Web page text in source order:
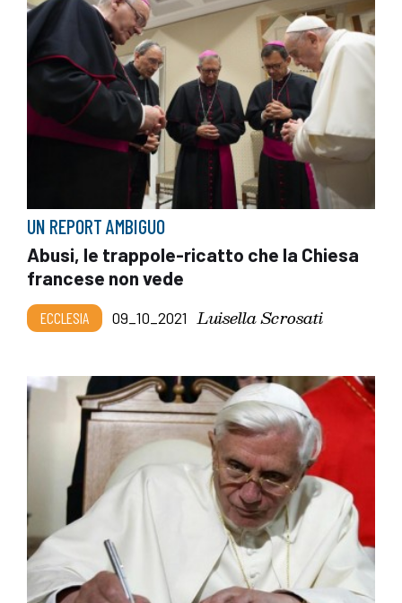
UN REPORT AMBIGUO
Abusi, le trappole-ricatto che la Chiesa
francese non vede
ECCLESIA 09_10_2021 Luisella Scrosati